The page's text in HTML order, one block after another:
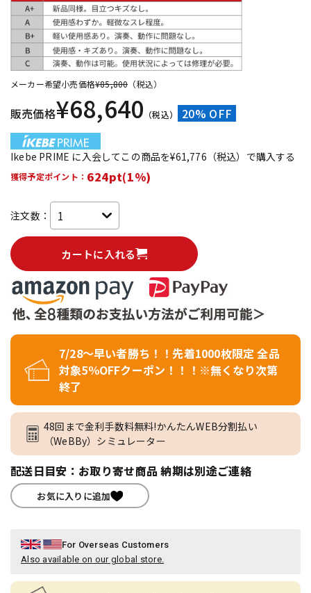
中古 ヴィンテージ
メーカー希望小売価格¥85,800 （税込）
販売価格¥68,640 （税込） 20% OFF
Ikebe PRIME に入会してこの商品を¥61,776（税込）で購入する
獲得予定ポイント： 624pt(1%)
注文数：
カートに入れる
7/28～早い者勝ち！！先着1000枚限定 全品
対象5％OFFクーポン！！！※無くなり次第
終了
48回まで金利手数料無料!かんたんWEB分割払い
（WeBBy）シミュレーター
配送日目安：お取り寄せ商品 納期は別途ご連絡
お気に入りに追加
For Overseas Customers
Also available on our global store.